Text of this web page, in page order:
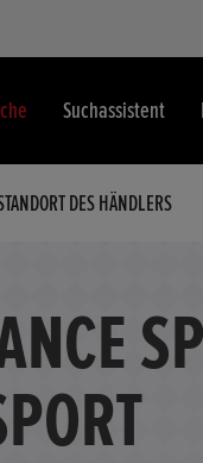
Suchassistent
DES HÄNDLERS